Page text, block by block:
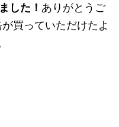
した！ ありがとうご
買っていただけたよ